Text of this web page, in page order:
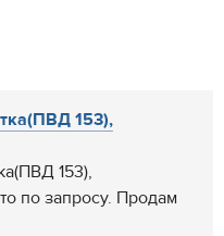
153),
153),
по запросу. Продам